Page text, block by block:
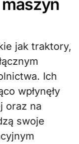
jak traktory,
Ich
wpłynęły
oraz na
swoje